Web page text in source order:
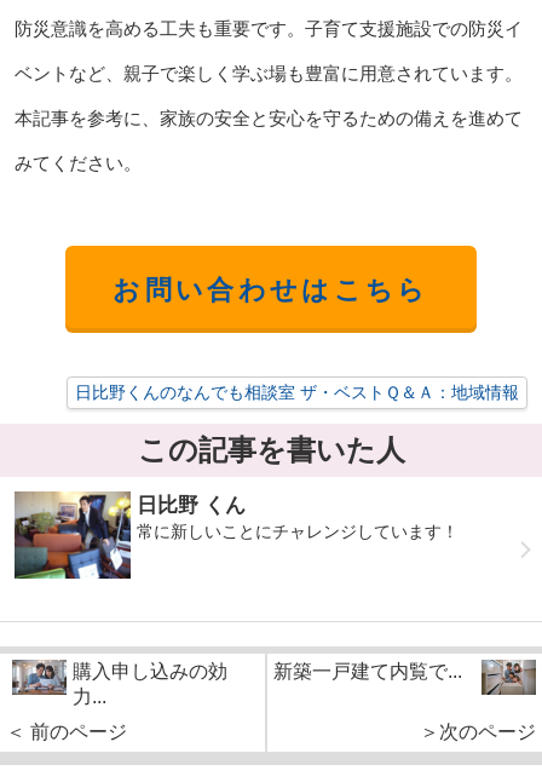
防災意識を高める工夫も重要です。子育て支援施設での防災イ
ベントなど、親子で楽しく学ぶ場も豊富に用意されています。
本記事を参考に、家族の安全と安心を守るための備えを進めて
みてください。
お問い合わせはこちら
日比野くんのなんでも相談室 ザ・ベストＱ＆Ａ：地域情報
この記事を書いた人
日比野 くん
常に新しいことにチャレンジしています！
購入申し込みの効
力...
＜ 前のページ
新築一戸建て内覧で...
＞次のページ